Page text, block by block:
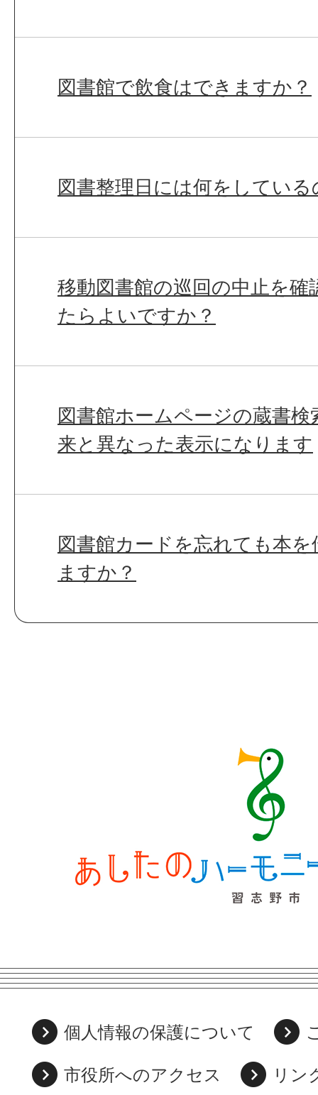
図書館で飲食はできますか？
図書整理日には何をしてい
移動図書館の巡回の中止を
たらよいですか？
図書館ホームページの蔵書
来と異なった表示になります
図書館カードを忘れても本
ますか？
個人情報の保護について
市役所へのアクセス
リン